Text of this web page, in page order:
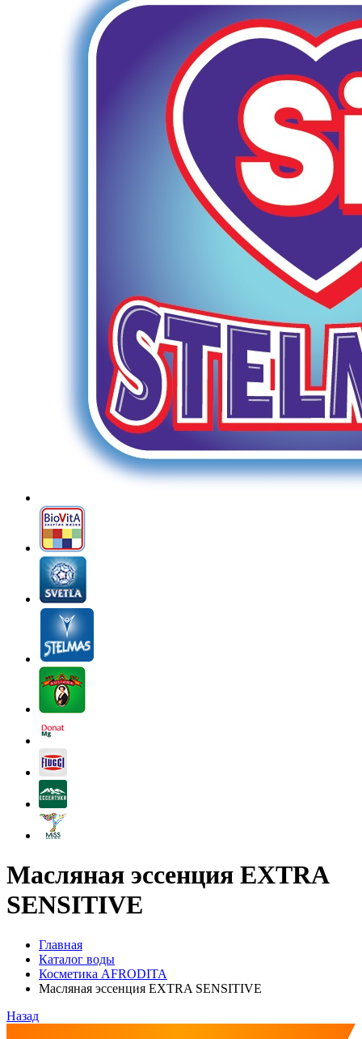
Масляная эссенция EXTRA
SENSITIVE
Главная
Каталог воды
Косметика AFRODITA
Масляная эссенция EXTRA SENSITIVE
Назад